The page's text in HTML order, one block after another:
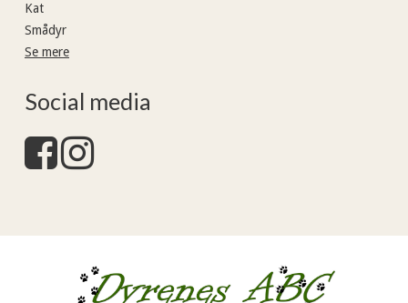
Kat
Smådyr
Se mere
Social media